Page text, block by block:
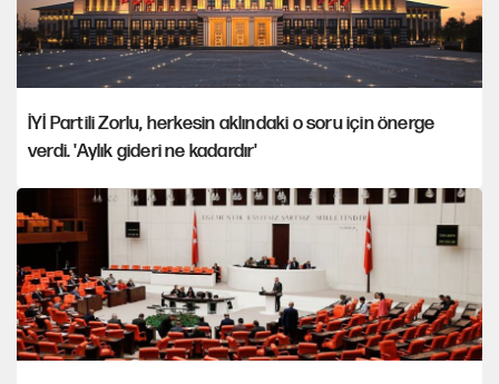
İYİ Partili Zorlu, herkesin aklındaki o soru için önerge
verdi. 'Aylık gideri ne kadardır'